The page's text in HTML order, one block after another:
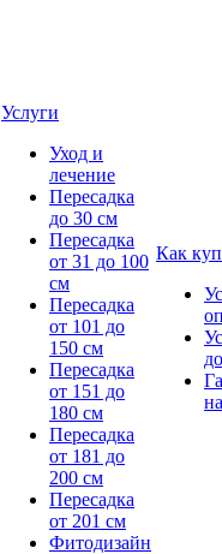
Услуги
Уход и
лечение
Пересадка
до 30 см
Пересадка
от 31 до 100
см
Пересадка
от 101 до
150 см
Пересадка
от 151 до
180 см
Пересадка
от 181 до
200 см
Пересадка
от 201 см
Фитодизайн
Как